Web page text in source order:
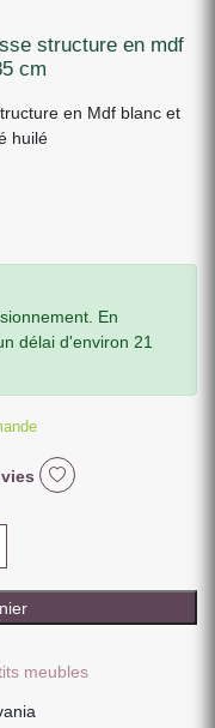
cm
en Mdf blanc et
huilé
En
délai d'environ 21
meubles